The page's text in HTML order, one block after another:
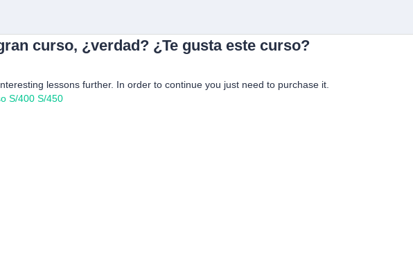
curso, ¿verdad? ¿Te gusta este curso?
lessons further. In order to continue you just need to purchase it.
S/400 S/450